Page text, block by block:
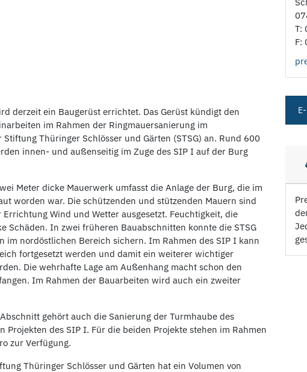
derzeit ein Baugerüst errichtet. Das Gerüst kündigt den
im Rahmen der Ringmauersanierung im
Thüringer Schlösser und Gärten (STSG) an. Rund 600
innen- und außenseitig im Zuge des SIP I auf der Burg
Meter dicke Mauerwerk umfasst die Anlage der Burg, die im
worden war. Die schützenden und stützenden Mauern sind
Wind und Wetter ausgesetzt. Feuchtigkeit, die
Schäden. In zwei früheren Bauabschnitten konnte die STSG
im nordöstlichen Bereich sichern. Im Rahmen des SIP I kann
fortgesetzt werden und damit ein weiterer wichtiger
Die wehrhafte Lage am Außenhang macht schon den
Im Rahmen der Bauarbeiten wird auch ein zweiter
gehört auch die Sanierung der Turmhaube des
Projekten des SIP I. Für die beiden Projekte stehen im Rahmen
zur Verfügung.
Thüringer Schlösser und Gärten hat ein Volumen von
T:
F: